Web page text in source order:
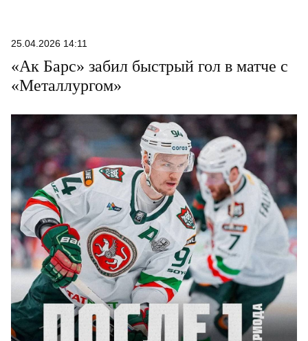
25.04.2026 14:11
«Ак Барс» забил быстрый гол в матче с
«Металлургом»